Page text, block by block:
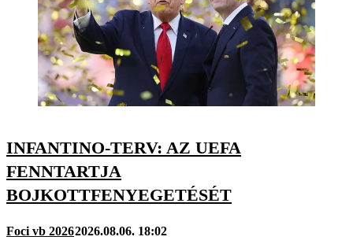
INFANTINO-TERV: AZ UEFA
FENNTARTJA
BOJKOTTFENYEGETÉSÉT
Foci vb 20262026.08.06. 18:02